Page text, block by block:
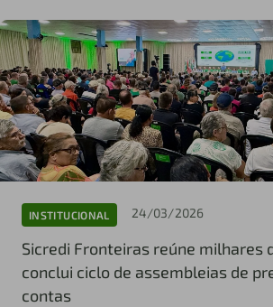
INSTITUCIONAL 24/03/2026
Sicredi Fronteiras reúne milhares
conclui ciclo de assembleias de
contas